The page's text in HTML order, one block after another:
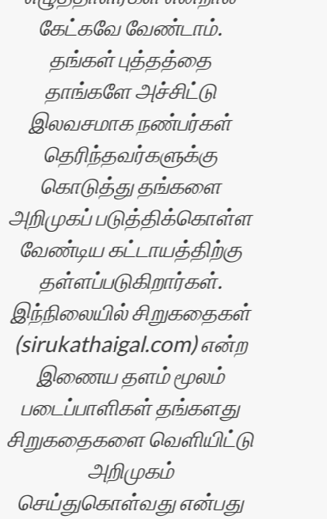
கேட்கவே வேண்டாம்.
தங்கள் புத்தத்தை
தாங்களே அச்சிட்டு
இலவசமாக நண்பர்கள்
தெரிந்தவர்களுக்கு
கொடுத்து தங்களை
அறிமுகப் படுத்திக்கொள்ள
வேண்டிய கட்டாயத்திற்கு
தள்ளப்படுகிறார்கள்.
இந்நிலையில் சிறுகதைகள்
(sirukathaigal.com) என்ற
இணைய தளம் மூலம்
படைப்பாளிகள் தங்களது
சிறுகதைகளை வெளியிட்டு
அறிமுகம்
செய்துகொள்வது என்பது